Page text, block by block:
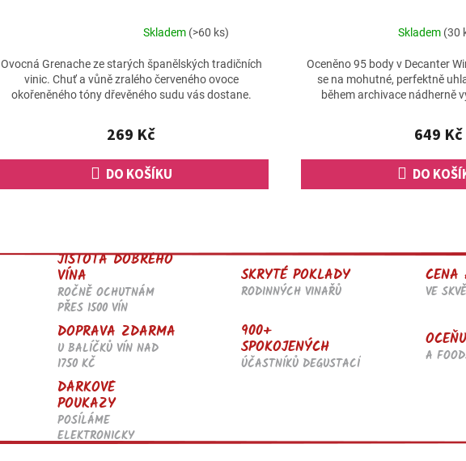
hodnocení
produktu
je
Skladem (>60 ks)
269 Kč
DO KOŠÍKU
Ovocná Grenache ze starých španělských tradičních
vinic. Chuť a vůně zralého červeného ovoce
okořeněného tóny dřevěného sudu vás dostane.
Skladem (30
649 Kč
DO
Oceněno 95 body v Decanter
se na mohutné, perfektně
během archivace nádherně
l
á
d
a
p
r
v
p
JISTOTA DOBRÉHO
VÍNA
ROČNĚ OCHUTNÁM
PŘES 1500 VÍN
SKRYTÉ POKLADY
RODINNÝCH VINAŘŮ
CENA
VE
DOPRAVA ZDARMA
U BALÍČKŮ VÍN NAD
1750 KČ
900+
SPOKOJENÝCH
ÚČASTNÍKŮ DEGUSTACÍ A
DÁRKOVÉ
POUKAZY
POSÍLÁME
ELEKTRONICKY